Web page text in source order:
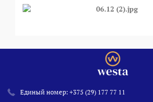
Единый номер:+375 (29) 177 77 11